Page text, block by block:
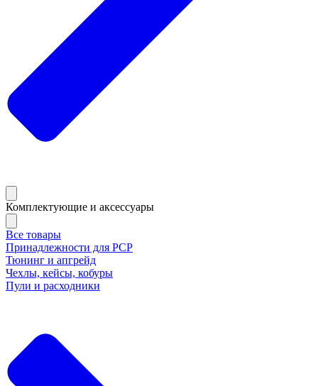
Комплектующие и аксессуары
Все товары
Принадлежности для РСР
Тюнинг и апгрейд
Чехлы, кейсы, кобуры
Пули и расходники